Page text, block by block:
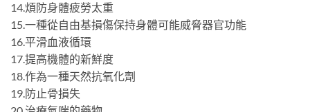
14.煩防身體疲勞太重
15.一種從自由基損傷保持身體可能威脅器官功能
16.平滑血液循環
17.提高機體的新鮮度
18.作為一種天然抗氧化劑
19.防止骨損失